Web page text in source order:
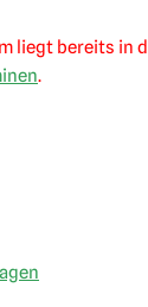
liegt bereits in
.